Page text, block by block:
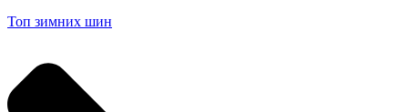
Топ зимних шин